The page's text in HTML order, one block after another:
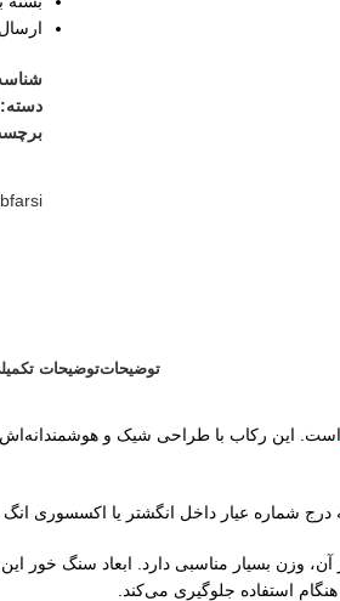
زمانیکه
محصول
موجود شد
ثبت
دسته:
توضیحاتتوضیحات
درج شماره عیار داخل انگشتر یا اکسسوری
استفاده جلوگیری می‌کند.